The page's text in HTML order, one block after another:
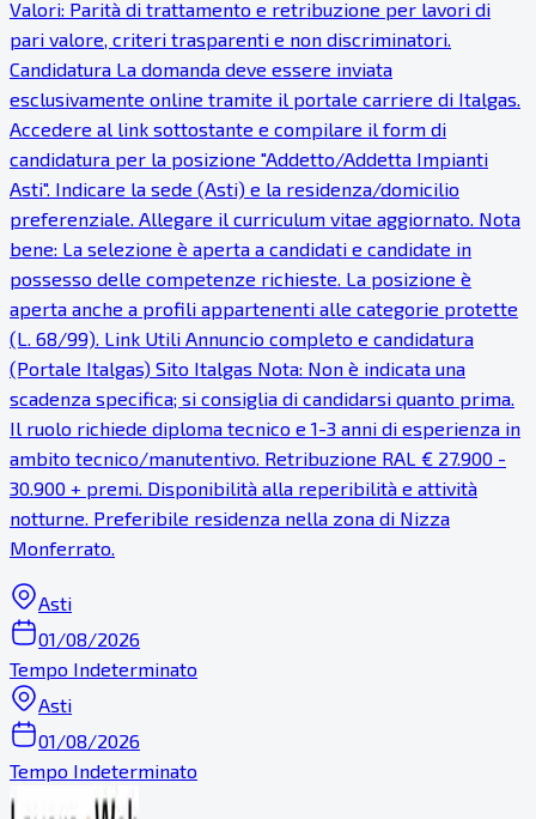
Valori: Parità di trattamento e retribuzione per lavori di
pari valore, criteri trasparenti e non discriminatori.
Candidatura La domanda deve essere inviata
esclusivamente online tramite il portale carriere di Italgas.
Accedere al link sottostante e compilare il form di
candidatura per la posizione "Addetto/Addetta Impianti
Asti". Indicare la sede (Asti) e la residenza/domicilio
preferenziale. Allegare il curriculum vitae aggiornato. Nota
bene: La selezione è aperta a candidati e candidate in
possesso delle competenze richieste. La posizione è
aperta anche a profili appartenenti alle categorie protette
(L. 68/99). Link Utili Annuncio completo e candidatura
(Portale Italgas) Sito Italgas Nota: Non è indicata una
scadenza specifica; si consiglia di candidarsi quanto prima.
Il ruolo richiede diploma tecnico e 1-3 anni di esperienza in
ambito tecnico/manutentivo. Retribuzione RAL € 27.900 -
30.900 + premi. Disponibilità alla reperibilità e attività
notturne. Preferibile residenza nella zona di Nizza
Monferrato.
Asti
01/08/2026
Tempo Indeterminato
Asti
01/08/2026
Tempo Indeterminato